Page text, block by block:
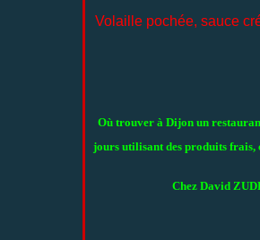
Volaille pochée, sauce
Où trouver à Dijon un
jours utilisant des produits frais,
Chez David